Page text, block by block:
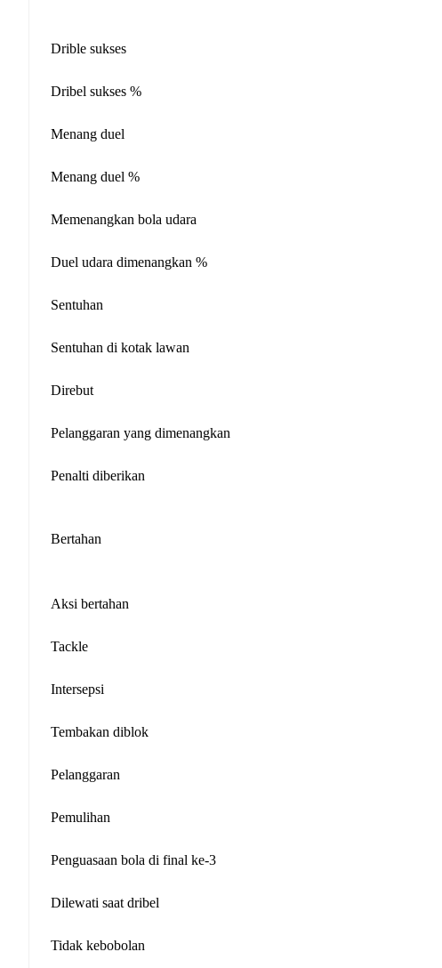
Drible sukses
Dribel sukses %
Menang duel
Menang duel %
Memenangkan bola udara
Duel udara dimenangkan %
Sentuhan
Sentuhan di kotak lawan
Direbut
Pelanggaran yang dimenangkan
Penalti diberikan
Bertahan
Aksi bertahan
Tackle
Intersepsi
Tembakan diblok
Pelanggaran
Pemulihan
Penguasaan bola di final ke-3
Dilewati saat dribel
Tidak kebobolan